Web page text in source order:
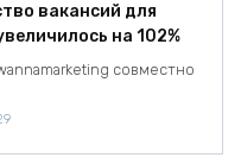
вакансий для
на 102%
совместно